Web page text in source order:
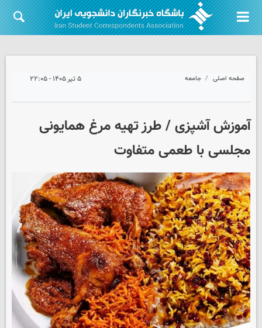
صفحه اصلی جامعه ۵ تیر ۱۴۰۵ - ۲۲:۰۵
آموزش آشپزی / طرز تهیه مرغ همایونی
مجلسی با طعمی متفاوت